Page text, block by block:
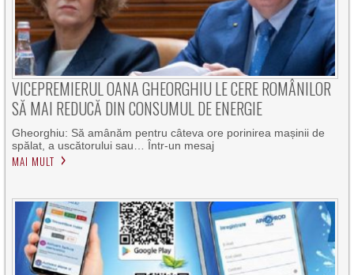
VICEPREMIERUL OANA GHEORGHIU LE CERE ROMÂNILOR
SĂ MAI REDUCĂ DIN CONSUMUL DE ENERGIE
Gheorghiu: Să amânăm pentru câteva ore porinirea mașinii de
spălat, a uscătorului sau… Într-un mesaj
MAI MULT